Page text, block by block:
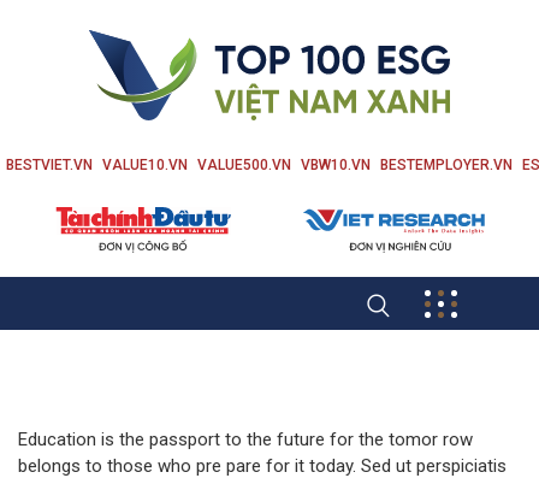
BESTVIET.VN VALUE10.VN VALUE500.VN VBW10.VN BESTEMPLOYER.VN
Education is the passport to the future for the tomor row
belongs to those who pre pare for it today. Sed ut perspiciatis